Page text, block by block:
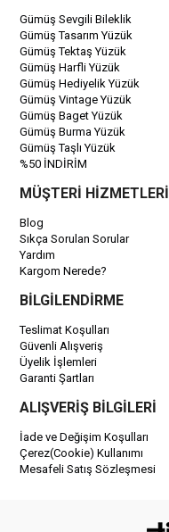
Gümüş Sevgili Bileklik
Gümüş Tasarım Yüzük
Gümüş Tektaş Yüzük
Gümüş Harfli Yüzük
Gümüş Hediyelik Yüzük
Gümüş Vintage Yüzük
Gümüş Baget Yüzük
Gümüş Burma Yüzük
Gümüş Taşlı Yüzük
%50 İNDİRİM
MÜŞTERİ HİZMETLERİ
Blog
Sıkça Sorulan Sorular
Yardım
Kargom Nerede?
BİLGİLENDİRME
Teslimat Koşulları
Güvenli Alışveriş
Üyelik İşlemleri
Garanti Şartları
ALIŞVERİŞ BİLGİLERİ
İade ve Değişim Koşulları
Çerez(Cookie) Kullanımı
Mesafeli Satış Sözleşmesi